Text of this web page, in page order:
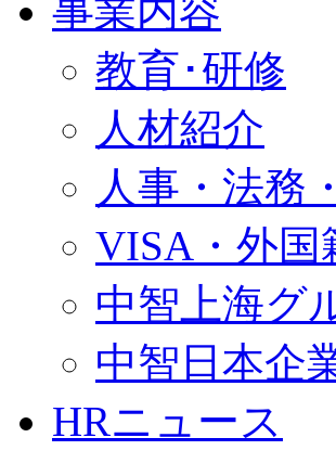
事業内容
教育･研修
人材紹介
人事・法務
VISA・外国
中智上海グ
中智日本企
HRニュース